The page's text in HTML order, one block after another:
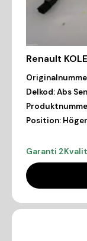
Renault
Delkod:Abs
Position:
Garanti 2